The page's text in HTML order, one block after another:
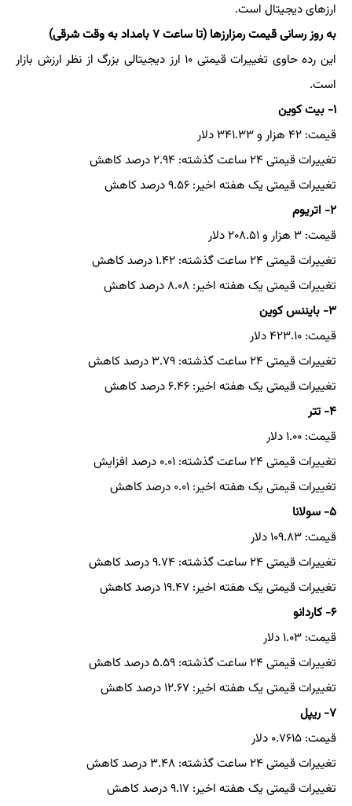
ارزهای دیجیتال است.
به روز رسانی قیمت رمزارزها (تا ساعت ۷ بامداد به وقت شرقی)
این رده حاوی تغییرات قیمتی ۱۰ ارز دیجیتالی بزرگ از نظر ارزش بازار
است.
۱- بیت کوین
قیمت: ۴۲ هزار و ۳۴۱.۳۳ دلار
تغییرات قیمتی ۲۴ ساعت گذشته: ۲.۹۴ درصد کاهش
تغییرات قیمتی یک هفته اخیر: ۹.۵۶ درصد کاهش
۲- اتریوم
قیمت: ۳ هزار و ۲۰۸.۵۱ دلار
تغییرات قیمتی ۲۴ ساعت گذشته: ۱.۴۲ درصد کاهش
تغییرات قیمتی یک هفته اخیر: ۸.۰۸ درصد کاهش
۳- بایننس کوین
قیمت: ۴۲۳.۱۰ دلار
تغییرات قیمتی ۲۴ ساعت گذشته: ۳.۷۹ درصد کاهش
تغییرات قیمتی یک هفته اخیر: ۶.۴۶ درصد کاهش
۴- تتر
قیمت: ۱.۰۰ دلار
تغییرات قیمتی ۲۴ ساعت گذشته: ۰.۰۱ درصد افزایش
تغییرات قیمتی یک هفته اخیر: ۰.۰۱ درصد کاهش
۵- سولانا
قیمت: ۱۰۹.۸۳ دلار
تغییرات قیمتی ۲۴ ساعت گذشته: ۹.۷۴ درصد کاهش
تغییرات قیمتی یک هفته اخیر: ۱۹.۴۷ درصد کاهش
۶- کاردانو
قیمت: ۱.۰۳ دلار
تغییرات قیمتی ۲۴ ساعت گذشته: ۵.۵۹ درصد کاهش
تغییرات قیمتی یک هفته اخیر: ۱۲.۶۷ درصد کاهش
۷- ریپل
قیمت: ۰.۷۶۱۵ دلار
تغییرات قیمتی ۲۴ ساعت گذشته: ۳.۴۸ درصد کاهش
تغییرات قیمتی یک هفته اخیر: ۹.۱۷ درصد کاهش